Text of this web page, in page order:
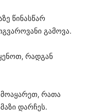
წინასწარ
გამოვა.
რადგან
მოაყარეთ, რათა
დარჩეს.